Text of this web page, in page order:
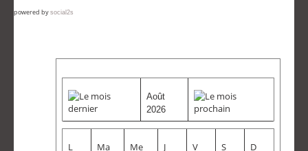
powered by social2s
Août
2026
L Ma Me J V S D